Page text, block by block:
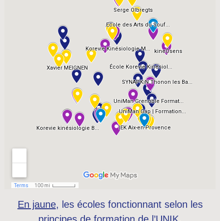
En jaune, les écoles fonctionnant selon les
principes de formation de l’UNIK.